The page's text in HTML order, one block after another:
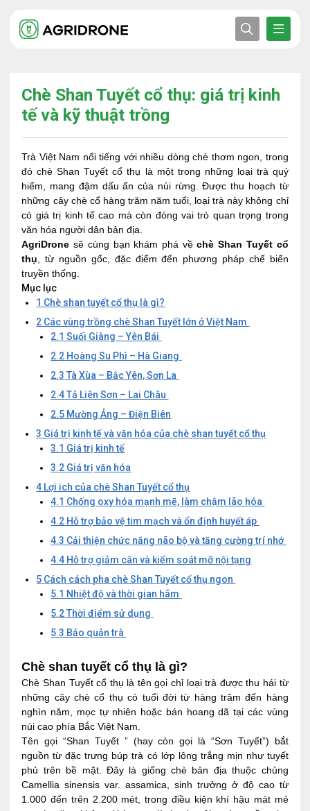
Chè Shan Tuyết cổ thụ: giá trị kinh
tế và kỹ thuật trồng
Trà Việt Nam nổi tiếng với nhiều dòng chè thơm ngon, trong
đó chè Shan Tuyết cổ thụ là một trong những loại trà quý
hiếm, mang đậm dấu ấn của núi rừng. Được thu hoạch từ
những cây chè cổ hàng trăm năm tuổi, loại trà này không chỉ
có giá trị kinh tế cao mà còn đóng vai trò quan trọng trong
văn hóa người dân bản địa.
AgriDrone sẽ cùng bạn khám phá vềchè Shan Tuyết cổ
thụ, từ nguồn gốc, đặc điểm đến phương pháp chế biến
truyền thống.
Mục lục
1 Chè shan tuyết cổ thụ là gì?
2 Các vùng trồng chè Shan Tuyết lớn ở Việt Nam
2.1 Suối Giàng – Yên Bái
2.2 Hoàng Su Phì – Hà Giang
2.3 Tà Xùa – Bắc Yên, Sơn La
2.4Tả Liên Sơn – Lai Châu
2.5 Mường Ảng – Điện Biên
3 Giá trị kinh tế và văn hóa của chè shan tuyết cổ thụ
3.1 Giá trị kinh tế
3.2 Giá trị văn hóa
4 Lợi ich của chè Shan Tuyết cổ thụ
4.1 Chống oxy hóa mạnh mẽ, làm chậm lão hóa
4.2 Hỗ trợ bảo vệ tim mạch và ổn định huyết áp
4.3 Cải thiện chức năng não bộ và tăng cường trí nhớ
4.4 Hỗ trợ giảm cân và kiểm soát mỡ nội tạng
5 Cách cách pha chè Shan Tuyết cổ thụ ngon
5.1 Nhiệt độ và thời gian hãm
5.2Thời điểm sử dụng
5.3 Bảo quản trà
Chè shan tuyết cổ thụ là gì?
Chè Shan Tuyết cổ thụ là tên gọi chỉ loại trà được thu hái từ
những cây chè cổ thụ có tuổi đời từ hàng trăm đến hàng
nghìn năm, mọc tự nhiên hoặc bán hoang dã tại các vùng
núi cao phía Bắc Việt Nam.
Tên gọi “Shan Tuyết ” (hay còn gọi là “Sơn Tuyết”) bắt
nguồn từ đặc trưng búp trà có lớp lông trắng mịn như tuyết
phủ trên bề mặt. Đây là giống chè bản địa thuộc chủng
Camellia sinensis var. assamica, sinh trưởng ở độ cao từ
1.000 đến trên 2.200 mét, trong điều kiện khí hậu mát mẻ